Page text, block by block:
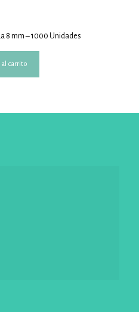
8 mm – 1000 Unidades
carrito